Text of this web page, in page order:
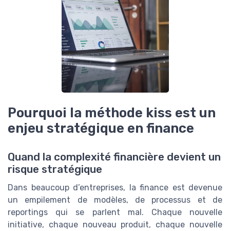
Pourquoi la méthode kiss est un
enjeu stratégique en finance
Quand la complexité financière devient un
risque stratégique
Dans beaucoup d’entreprises, la finance est devenue
un empilement de modèles, de processus et de
reportings qui se parlent mal. Chaque nouvelle
initiative, chaque nouveau produit, chaque nouvelle